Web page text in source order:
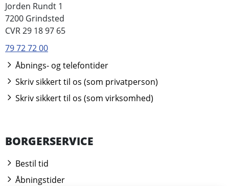
Jorden Rundt 1
7200 Grindsted
CVR 29 18 97 65
79 72 72 00
Åbnings- og telefontider
Skriv sikkert til os (som privatperson)
Skriv sikkert til os (som virksomhed)
BORGERSERVICE
Bestil tid
Åbningstider